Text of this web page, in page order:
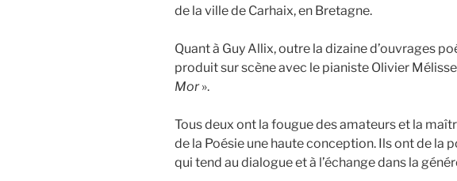
de la ville de Carhaix, en Bretagne.
Quant à Guy Allix, outre la dizaine d’ouvrages
produit sur scène avec le pianiste Olivier
Mor».
Tous deux ont la fougue des amateurs et la
de la Poésie une haute conception. Ils ont de la
qui tend au dialogue et à l’échange dans la